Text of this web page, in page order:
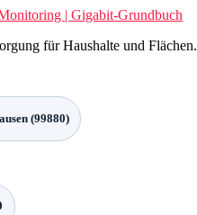
| Gigabit-Grundbuch
für Haushalte und Flächen.
(99880)